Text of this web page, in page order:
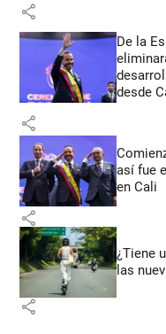
share
De la
desde
share
así fue
en Cali
share
¿Tiene
las
share